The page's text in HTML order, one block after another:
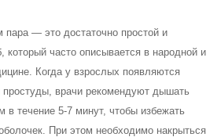
пара — это достаточно простой и
который часто описывается в народной и
Когда у взрослых появляются
врачи рекомендуют дышать
в течение 5-7 минут, чтобы избежать
При этом необходимо накрыться